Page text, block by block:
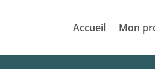
Accueil Mon